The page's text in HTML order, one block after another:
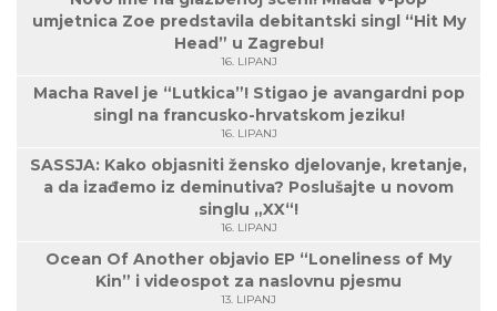
umjetnica Zoe predstavila debitantski singl “Hit My
Head” u Zagrebu!
16. LIPANJ
Macha Ravel je “Lutkica”! Stigao je avangardni pop
singl na francusko-hrvatskom jeziku!
16. LIPANJ
SASSJA: Kako objasniti žensko djelovanje, kretanje,
a da izađemo iz deminutiva? Poslušajte u novom
singlu „XX“!
16. LIPANJ
Ocean Of Another objavio EP “Loneliness of My
Kin” i videospot za naslovnu pjesmu
13. LIPANJ